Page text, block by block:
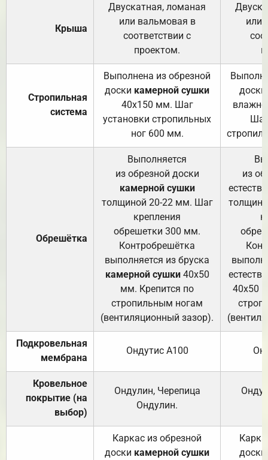
Крыша
Двускатная, ломаная
или вальмовая в
соответствии с
проектом.
или
Стропильная
система
Выполнена из обрезной
доски камерной сушки
40х150 мм. Шаг
установки стропильных
ног 600 мм.
доски
Обрешётка
Выполняется
из обрезной доски
камерной сушки
толщиной 20-22 мм. Шаг
крепления
обрешетки 300 мм.
Контробрешётка
выполняется из бруска
камерной сушки40х50
мм. Крепится по
стропильным ногам
(вентиляционный зазор).
из
40х50
Подкровельная
мембрана
Ондутис А100
Кровельное
покрытие (на
выбор)
Ондулин, Черепица
Ондулин.
Каркас из обрезной
доски камерной сушки
доски